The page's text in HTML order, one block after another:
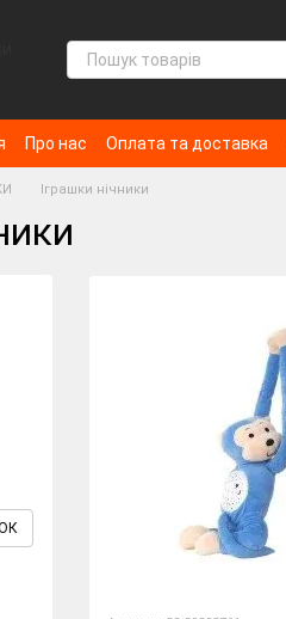
Про нас Оплата та доставка
Іграшки нічники